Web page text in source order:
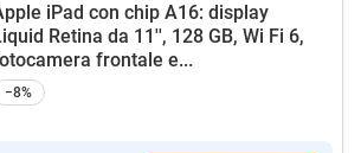
iPad con chip A16: display
Retina da 11'', 128 GB, Wi Fi 6,
frontale e...
−8%